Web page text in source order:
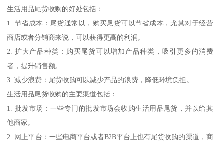
生活用品尾货收购的好处包括：
1. 节省成本：尾货通常以，购买尾货可以节省成本，尤其对于经营
商店或者分销商来说，可以获得更高的利润。
2. 扩大产品种类：购买尾货可以增加产品种类，吸引更多的消费
者，提升销售额。
3. 减少浪费：尾货收购可以减少产品的浪费，降低环境负担。
生活用品尾货收购的主要渠道包括：
1. 批发市场：一些专门的批发市场会收购生活用品尾货，并以给其
他商家。
2. 网上平台：一些电商平台或者B2B平台上也有尾货收购的渠道，商